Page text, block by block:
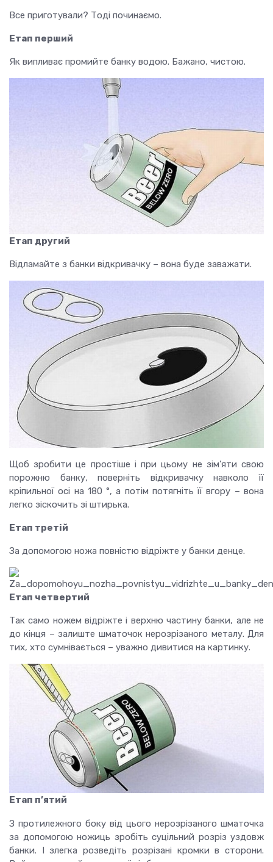
Все приготували? Тоді починаємо.
Етап перший
Як випливає промийте банку водою. Бажано, чистою.
Етап другий
Відламайте з банки відкривачку – вона буде заважати.
Щоб зробити це простіше і при цьому не зім’яти свою
порожню банку, поверніть відкривачку навколо її
кріпильної осі на 180 °, а потім потягніть її вгору – вона
легко зіскочить зі штирька.
Етап третій
За допомогою ножа повністю відріжте у банки денце.
Етап четвертий
Так само ножем відріжте і верхню частину банки, але не
до кінця – залиште шматочок нерозрізаного металу. Для
тих, хто сумнівається – уважно дивитися на картинку.
Етап п’ятий
З протилежного боку від цього нерозрізаного шматочка
за допомогою ножиць зробіть суцільний розріз уздовж
банки. І злегка розведіть розрізані кромки в сторони.